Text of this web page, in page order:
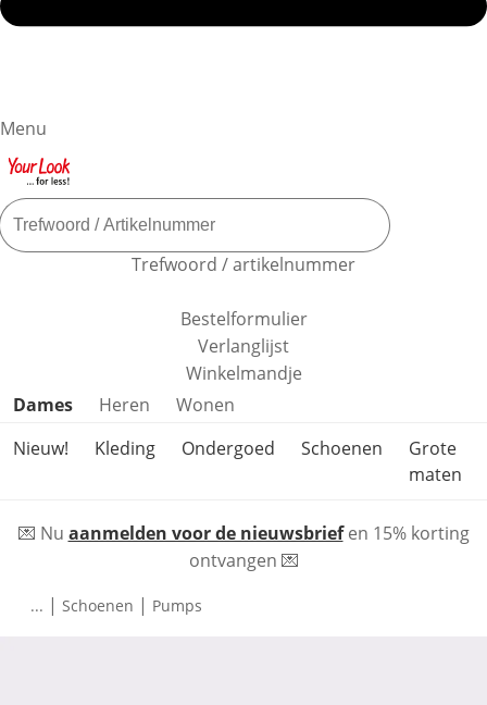
Menu
Trefwoord / artikelnummer
Bestelformulier
Verlanglijst
Winkelmandje
Productcategorieën overslaan
Dames Heren
Wonen
Nieuw!
Kleding Ondergoed Schoenen
Grote
maten
💌 Nu aanmelden voor de nieuwsbriefen 15% korting
ontvangen 💌
... | Schoenen | Pumps